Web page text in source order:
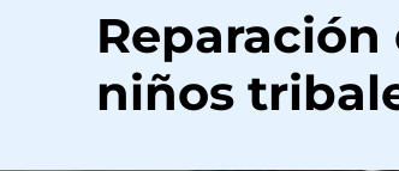
navegación
niños